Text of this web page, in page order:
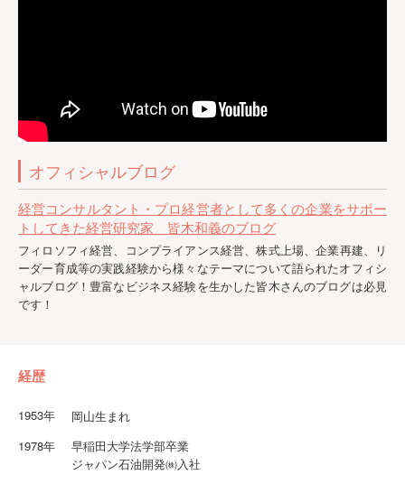
オフィシャルブログ
経営コンサルタント・プロ経営者として多くの企業をサポー
トしてきた経営研究家 皆木和義のブログ
フィロソフィ経営、コンプライアンス経営、株式上場、企業再建、リ
ーダー育成等の実践経験から様々なテーマについて語られたオフィシ
ャルブログ！豊富なビジネス経験を生かした皆木さんのブログは必見
です！
経歴
1953年
岡山生まれ
1978年
早稲田大学法学部卒業
ジャパン石油開発㈱入社